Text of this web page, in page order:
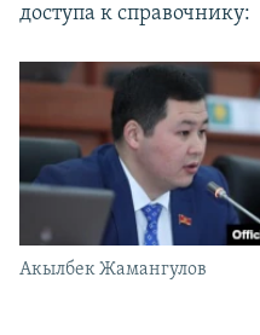
доступа к справочнику:
Акылбек Жамангулов